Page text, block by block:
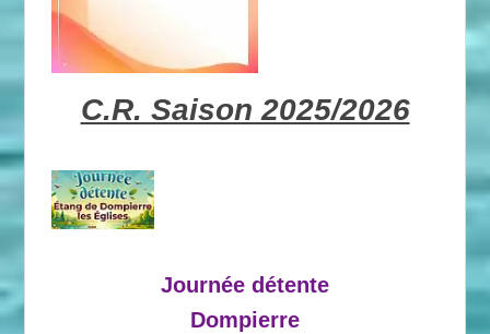
C.R. Saison 2025/2026
Journée détente
Dompierre